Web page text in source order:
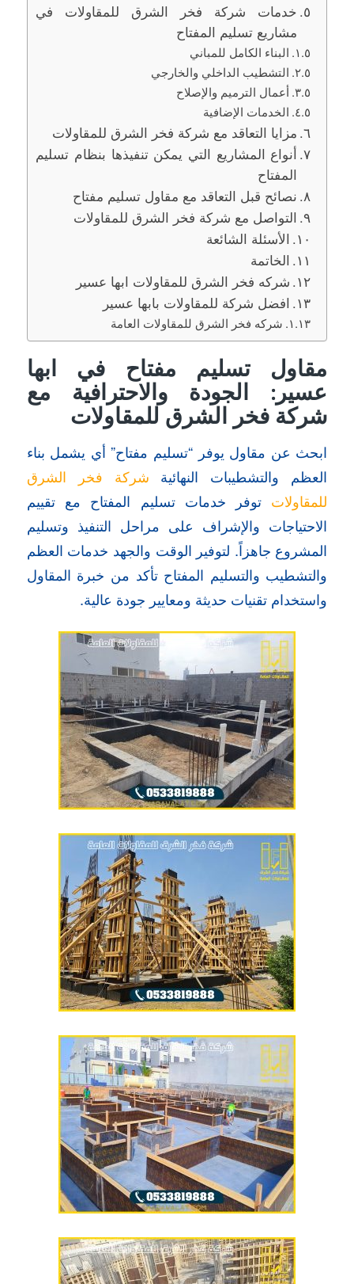
خدمات شركة فخر الشرق للمقاولات في
مشاريع تسليم المفتاح
البناء الكامل للمباني
التشطيب الداخلي والخارجي
أعمال الترميم والإصلاح
الخدمات الإضافية
مزايا التعاقد مع شركة فخر الشرق للمقاولات
أنواع المشاريع التي يمكن تنفيذها بنظام تسليم
المفتاح
نصائح قبل التعاقد مع مقاول تسليم مفتاح
التواصل مع شركة فخر الشرق للمقاولات
الأسئلة الشائعة
الخاتمة
شركه فخر الشرق للمقاولات ابها عسير
افضل شركة للمقاولات بابها عسير
شركه فخر الشرق للمقاولات العامة
مقاول تسليم مفتاح في ابها
عسير: الجودة والاحترافية مع
شركة فخر الشرق للمقاولات
ابحث عن مقاول يوفر “تسليم مفتاح” أي يشمل بناء
العظم والتشطيبات النهائية شركة فخر الشرق
للمقاولات توفر خدمات تسليم المفتاح مع تقييم
الاحتياجات والإشراف على مراحل التنفيذ وتسليم
المشروع جاهزاً. لتوفير الوقت والجهد خدمات العظم
والتشطيب والتسليم المفتاح تأكد من خبرة المقاول
واستخدام تقنيات حديثة ومعايير جودة عالية.